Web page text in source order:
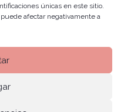
únicas en este sitio.
afectar negativamente a